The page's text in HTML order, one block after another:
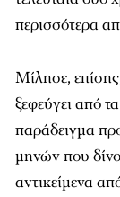
περισσότερα
Μίλησε,
ξεφεύγει από
παράδειγμα
μηνών που
αντικείμενα